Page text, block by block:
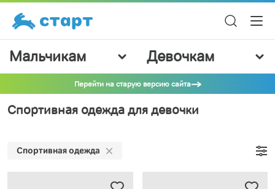
Мальчикам Девочкам
Перейти на старую версию сайта
Спортивная одежда для девочки
Спортивная одежда